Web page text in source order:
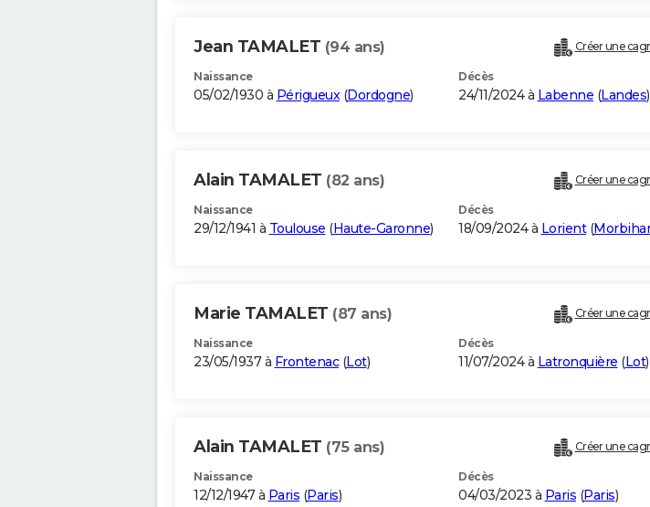
Jean TAMALET (94 ans) Créer une
Naissance
05/02/1930 à Périgueux(Dordogne)
Décès
24/11/2024 à Labenne (Landes)
Alain TAMALET (82 ans) Créer une
Naissance
29/12/1941 à Toulouse (Haute-Garonne)
Décès
18/09/2024 à Lorient(
Marie TAMALET (87 ans) Créer une
Naissance
23/05/1937 à Frontenac(Lot)
Décès
11/07/2024 à Latronquière (Lot)
Alain TAMALET (75 ans) Créer une
Naissance
12/12/1947 à Paris (Paris)
Décès
04/03/2023 à Paris (Paris)